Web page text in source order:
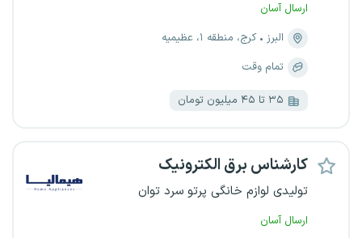
ارسال آسان
البرز
کرج، منطقه ۱، عظیمیه
تمام وقت
۳۵ تا ۴۵ میلیون تومان
کارشناس برق الکترونیک
تولیدی لوازم خانگی پرتو سرد توان
ارسال آسان